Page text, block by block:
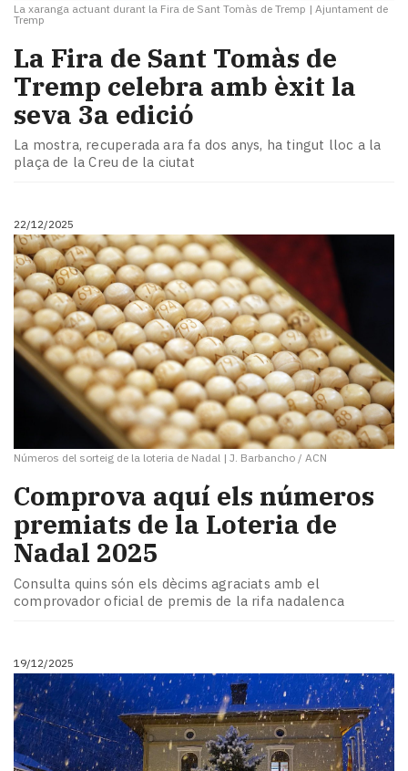
La xaranga actuant durant la Fira de Sant Tomàs de Tremp | Ajuntament de
Tremp
La Fira de Sant Tomàs de
Tremp celebra amb èxit la
seva 3a edició
La mostra, recuperada ara fa dos anys, ha tingut lloc a la
plaça de la Creu de la ciutat
22/12/2025
Números del sorteig de la loteria de Nadal | J. Barbancho / ACN
Comprova aquí els números
premiats de la Loteria de
Nadal 2025
Consulta quins són els dècims agraciats amb el
comprovador oficial de premis de la rifa nadalenca
19/12/2025